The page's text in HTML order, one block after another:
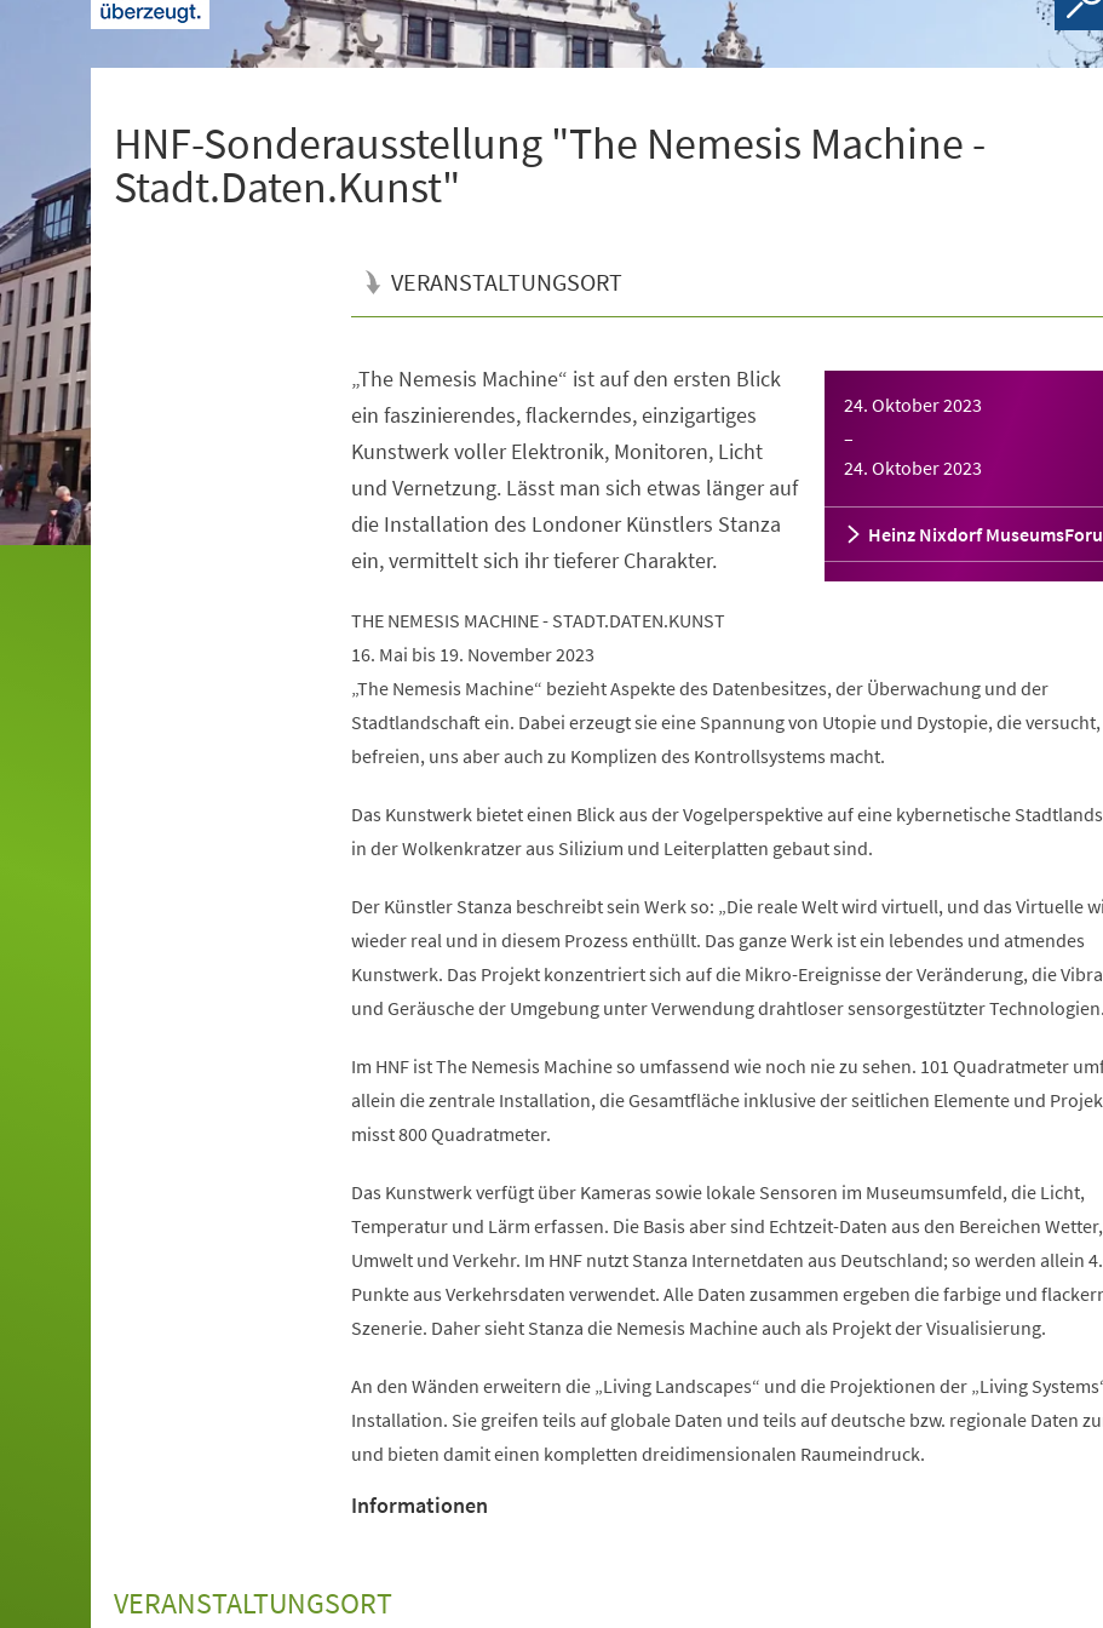
HNF-Sonderausstellung "The Nemesis Machine -
Stadt.Daten.Kunst"
VERANSTALTUNGSORT
24. Oktober 2023
–
24. Oktober 2023
Heinz Nixdorf
„The Nemesis Machine“ ist auf den ersten Blick
ein faszinierendes, flackerndes, einzigartiges
Kunstwerk voller Elektronik, Monitoren, Licht
und Vernetzung. Lässt man sich etwas länger auf
die Installation des Londoner Künstlers Stanza
ein, vermittelt sich ihr tieferer Charakter.
THE NEMESIS MACHINE - STADT.DATEN.KUNST
16. Mai bis 19. November 2023
„The Nemesis Machine“ bezieht Aspekte des Datenbesitzes, der Überwachung und der
Stadtlandschaft ein. Dabei erzeugt sie eine Spannung von Utopie und Dystopie, die
befreien, uns aber auch zu Komplizen des Kontrollsystems macht.
Das Kunstwerk bietet einen Blick aus der Vogelperspektive auf eine kybernetische
in der Wolkenkratzer aus Silizium und Leiterplatten gebaut sind.
Der Künstler Stanza beschreibt sein Werk so: „Die reale Welt wird virtuell, und das Virtuelle
wieder real und in diesem Prozess enthüllt. Das ganze Werk ist ein lebendes und atmendes
Kunstwerk. Das Projekt konzentriert sich auf die Mikro-Ereignisse der Veränderung, die
und Geräusche der Umgebung unter Verwendung drahtloser sensorgestützter
Im HNF ist The Nemesis Machine so umfassend wie noch nie zu sehen. 101 Quadratmeter
allein die zentrale Installation, die Gesamtfläche inklusive der seitlichen Elemente und
misst 800 Quadratmeter.
Das Kunstwerk verfügt über Kameras sowie lokale Sensoren im Museumsumfeld, die Licht,
Temperatur und Lärm erfassen. Die Basis aber sind Echtzeit-Daten aus den Bereichen Wetter,
Umwelt und Verkehr. Im HNF nutzt Stanza Internetdaten aus Deutschland; so werden allein
Punkte aus Verkehrsdaten verwendet. Alle Daten zusammen ergeben die farbige und
Szenerie. Daher sieht Stanza die Nemesis Machine auch als Projekt der Visualisierung.
An den Wänden erweitern die „Living Landscapes“ und die Projektionen der „Living
Installation. Sie greifen teils auf globale Daten und teils auf deutsche bzw. regionale Daten
und bieten damit einen kompletten dreidimensionalen Raumeindruck.
Informationen
VERANSTALTUNGSORT